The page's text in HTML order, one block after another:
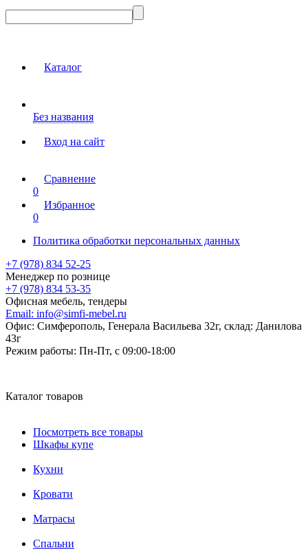
Каталог
Без названия
Вход на сайт
Сравнение
0
Избранное
0
Политика обработки персональных данных
+7 (978) 834 52-25
Менеджер по рознице
+7 (978) 834 53-35
Офисная мебель, тендеры
Email: info@simfi-mebel.ru
Офис: Симферополь, Генерала Васильева 32г, склад: Данилова
43г
Режим работы: Пн-Пт, с 09:00-18:00
Каталог товаров
Посмотреть все товары
Шкафы купе
Кухни
Кровати
Матрасы
Cпальни